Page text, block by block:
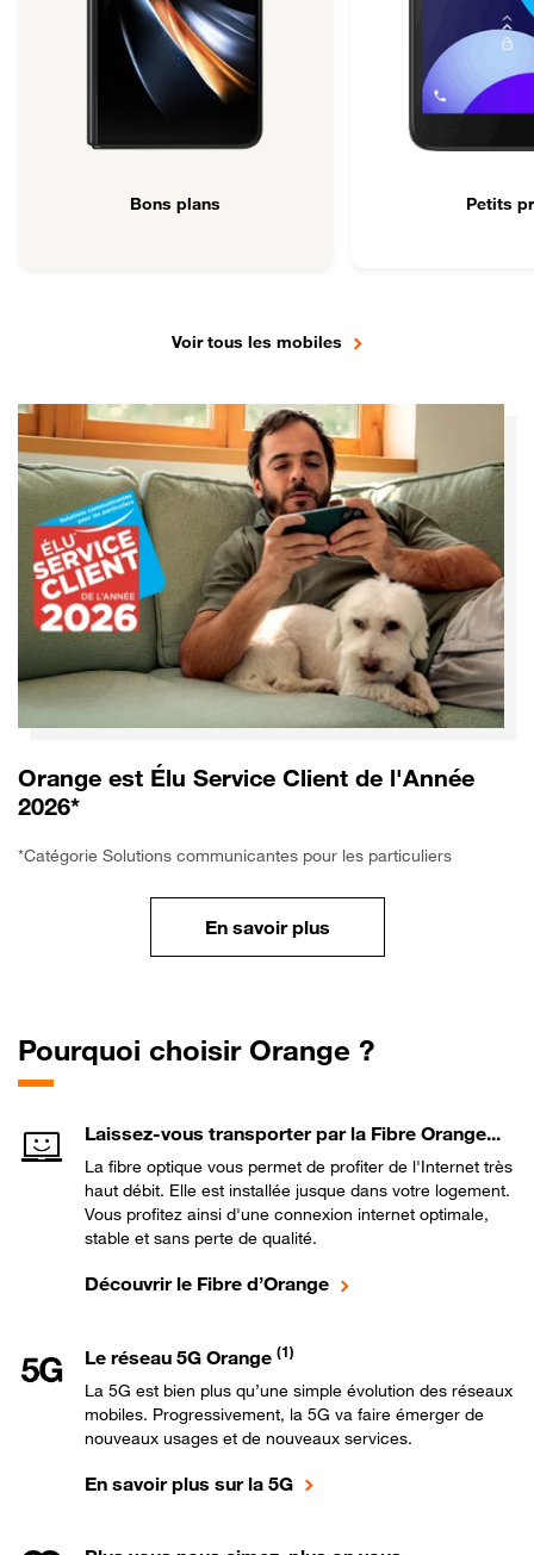
Bons plans Petits
Voir tous les mobiles
Orange est Élu Service Client de l'Année
2026*
*Catégorie Solutions communicantes pour les particuliers
En savoir plus
Pourquoi choisir Orange ?
Laissez-vous transporter par la Fibre Orange...
La fibre optique vous permet de profiter de l'Internet très
haut débit. Elle est installée jusque dans votre logement.
Vous profitez ainsi d'une connexion internet optimale,
stable et sans perte de qualité.
Découvrir le Fibre d’Orange
Le réseau 5G Orange (1)
La 5G est bien plus qu’une simple évolution des réseaux
mobiles. Progressivement, la 5G va faire émerger de
nouveaux usages et de nouveaux services.
En savoir plus sur la 5G